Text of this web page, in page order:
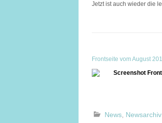
Jetzt ist auch wieder die
Frontseite vom August
News,